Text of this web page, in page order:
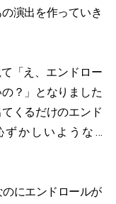
演出を作っていき
「え、エンドロー
？」となりました
くるだけのエンド
ずかしいような…
にエンドロールが